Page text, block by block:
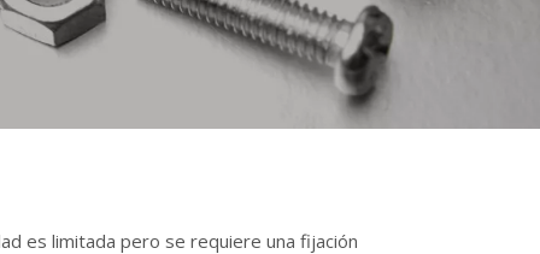
es limitada pero se requiere una fijación